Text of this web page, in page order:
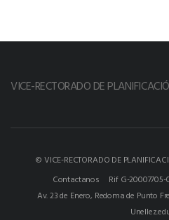
VICE-RECTORADO DE
© VICE-RECTORADO DE
Contactanos
Rif G-20007705-
Av. 23 de Enero, Redoma de Punto